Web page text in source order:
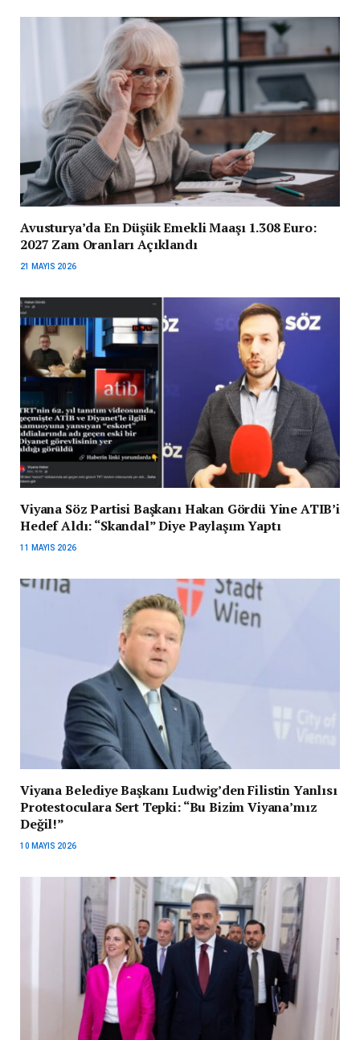
Avusturya’da En Düşük Emekli Maaşı 1.308 Euro:
2027 Zam Oranları Açıklandı
21 MAYIS 2026
Viyana Söz Partisi Başkanı Hakan Gördü Yine ATIB’i
Hedef Aldı: “Skandal” Diye Paylaşım Yaptı
11 MAYIS 2026
Viyana Belediye Başkanı Ludwig’den Filistin Yanlısı
Protestoculara Sert Tepki: “Bu Bizim Viyana’mız
Değil!”
10 MAYIS 2026